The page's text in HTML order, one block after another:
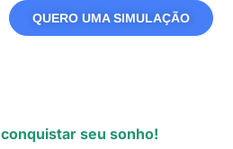
QUERO UMA SIMULAÇÃO
conquistar seu sonho!